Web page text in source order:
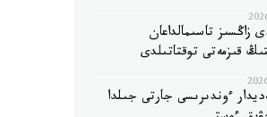
زاڭسىز تاسىمالداعان
قىزمەتى توقتاتىلدى
ءوندىرىسى جارتى جىلدا